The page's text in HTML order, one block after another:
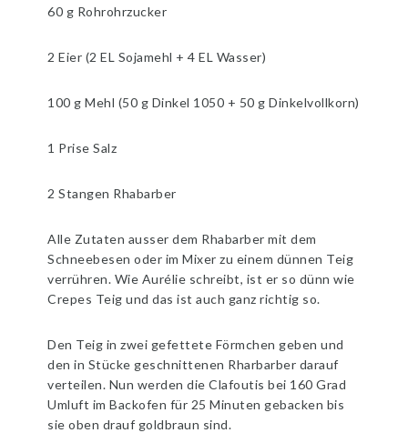
60 g Rohrohrzucker
2 Eier (2 EL Sojamehl + 4 EL Wasser)
100 g Mehl (50 g Dinkel 1050 + 50 g Dinkelvollkorn)
1 Prise Salz
2 Stangen Rhabarber
Alle Zutaten ausser dem Rhabarber mit dem
Schneebesen oder im Mixer zu einem dünnen Teig
verrühren. Wie Aurélie schreibt, ist er so dünn wie
Crepes Teig und das ist auch ganz richtig so.
Den Teig in zwei gefettete Förmchen geben und
den in Stücke geschnittenen Rharbarber darauf
verteilen. Nun werden die Clafoutis bei 160 Grad
Umluft im Backofen für 25 Minuten gebacken bis
sie oben drauf goldbraun sind.